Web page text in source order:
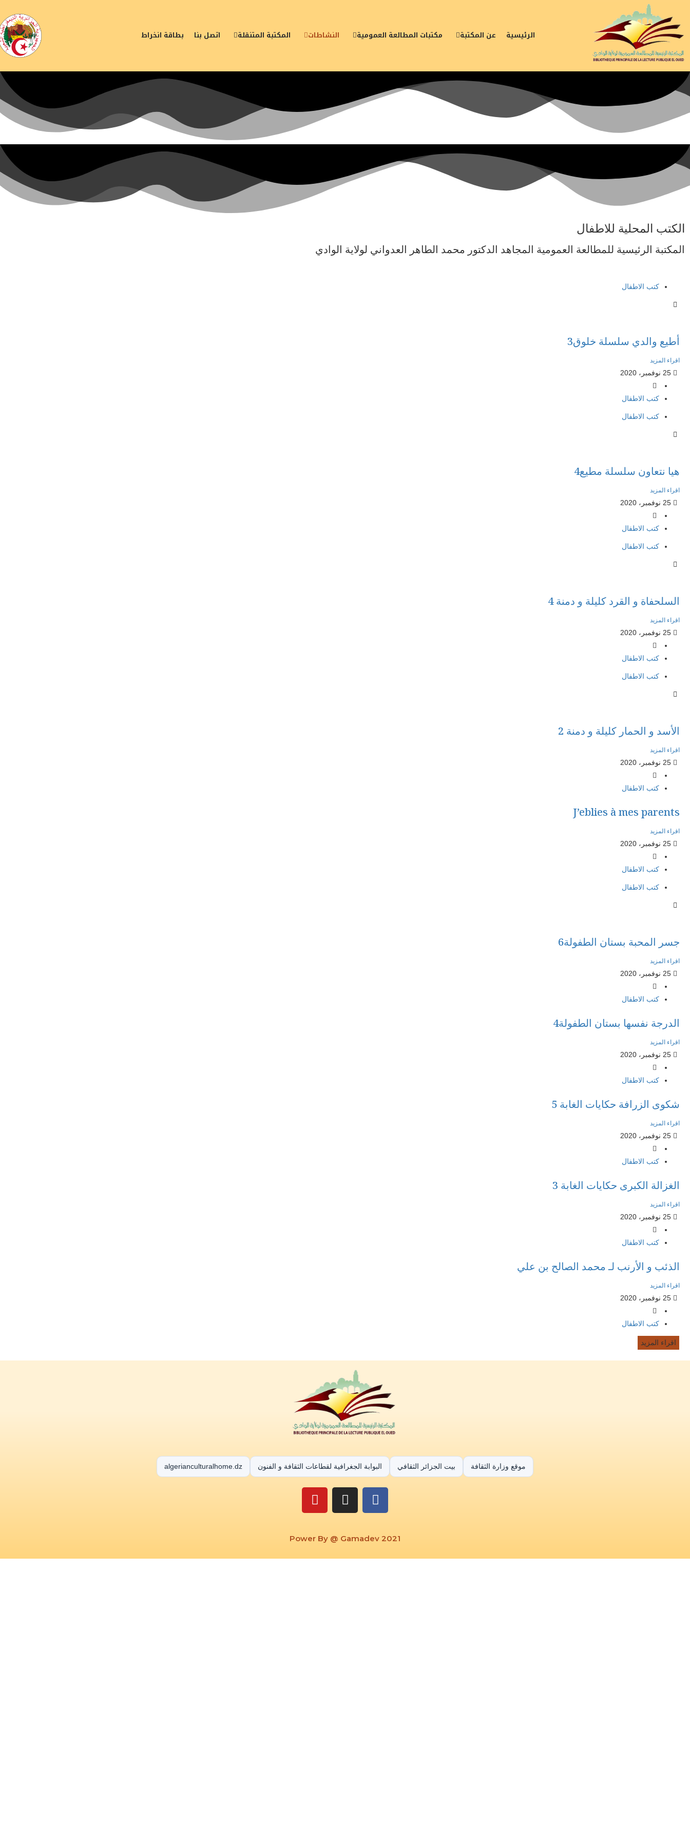
الرئيسية عن المكتبة مكتبات المطالعة العمومية النشاطات المكتبة المتنقلة اتصل بنا بطاقة انخراط
الكتب المحلية للاطفال
المكتبة الرئيسية للمطالعة العمومية المجاهد الدكتور محمد الطاهر العدواني لولاية الوادي
كتب الاطفال
أطيع والدي سلسلة خلوق3
اقراء المزيد
25 نوفمبر، 2020
كتب الاطفال
كتب الاطفال
هيا نتعاون سلسلة مطيع4
اقراء المزيد
25 نوفمبر، 2020
كتب الاطفال
كتب الاطفال
السلحفاة و القرد كليلة و دمنة 4
اقراء المزيد
25 نوفمبر، 2020
كتب الاطفال
كتب الاطفال
الأسد و الحمار كليلة و دمنة 2
اقراء المزيد
25 نوفمبر، 2020
كتب الاطفال
J’eblies à mes parents
اقراء المزيد
25 نوفمبر، 2020
كتب الاطفال
كتب الاطفال
جسر المحبة بستان الطفولة6
اقراء المزيد
25 نوفمبر، 2020
كتب الاطفال
الدرجة نفسها بستان الطفولة4
اقراء المزيد
25 نوفمبر، 2020
كتب الاطفال
شكوى الزرافة حكايات الغابة 5
اقراء المزيد
25 نوفمبر، 2020
كتب الاطفال
الغزالة الكبرى حكايات الغابة 3
اقراء المزيد
25 نوفمبر، 2020
كتب الاطفال
الذئب و الأرنب لـ محمد الصالح بن علي
اقراء المزيد
25 نوفمبر، 2020
كتب الاطفال
اقراء المزيد
موقع وزارة الثقافة بيت الجزائر الثقافي البوابة الجغرافية لقطاعات الثقافة و الفنون algerianculturalhome.dz
Power By @ Gamadev 2021